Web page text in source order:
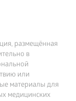
размещённая
в
или
материалы для
медицинских